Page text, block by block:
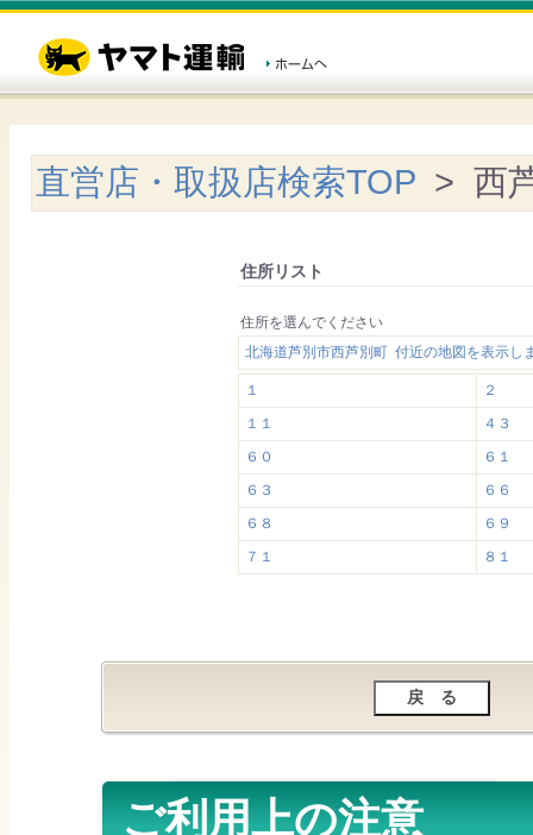
直営店・取扱店検索TOP > 西
住所リスト
住所を選んでください
北海道芦別市西芦別町 付近の地図を表示し
１
２
１１
４３
６０
６１
６３
６６
６８
６９
７１
８１
ご利用上の注意